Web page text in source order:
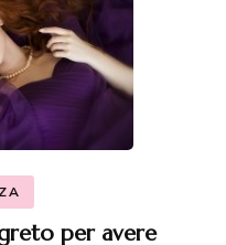
per avere